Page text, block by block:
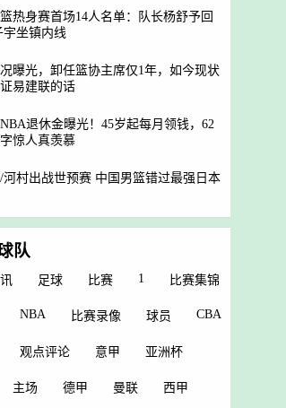
热身赛首场14人名单：队长杨舒予回
宇坐镇内线
曝光，卸任篮协主席仅1年，如今现状
易建联的话
退休金曝光！45岁起每月领钱，62
惊人真羡慕
河村出战世预赛 中国男篮错过最强日本
队
足球 比赛 1 比赛集锦
NBA 比赛录像 球员 CBA
观点评论 意甲 亚洲杯
主场 德甲 曼联 西甲